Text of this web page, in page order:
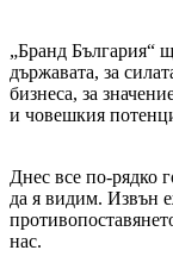
„Бранд България“
държавата, за
бизнеса, за
и човешкия
Днес все по-рядко
да я видим. Извън
нас.